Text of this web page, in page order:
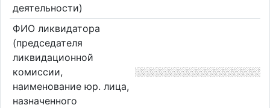
деятельности)
ФИО ликвидатора
(председателя
ликвидационной
комиссии,
наименование юр. лица,
назначенного